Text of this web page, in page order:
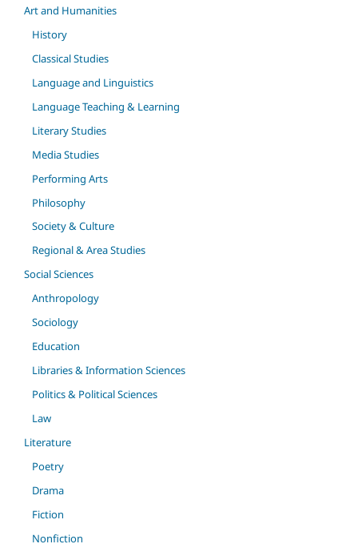
Art and Humanities
History
Classical Studies
Language and Linguistics
Language Teaching & Learning
Literary Studies
Media Studies
Performing Arts
Philosophy
Society & Culture
Regional & Area Studies
Social Sciences
Anthropology
Sociology
Education
Libraries & Information Sciences
Politics & Political Sciences
Law
Literature
Poetry
Drama
Fiction
Nonfiction